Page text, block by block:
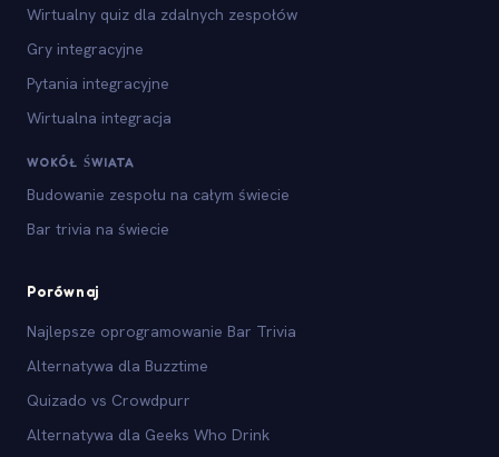
Wirtualny quiz dla zdalnych zespołów
Gry integracyjne
Pytania integracyjne
Wirtualna integracja
WOKÓŁ ŚWIATA
Budowanie zespołu na całym świecie
Bar trivia na świecie
Porównaj
Najlepsze oprogramowanie Bar Trivia
Alternatywa dla Buzztime
Quizado vs Crowdpurr
Alternatywa dla Geeks Who Drink